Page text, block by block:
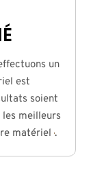
un
est
soient
les meilleurs
matériel .